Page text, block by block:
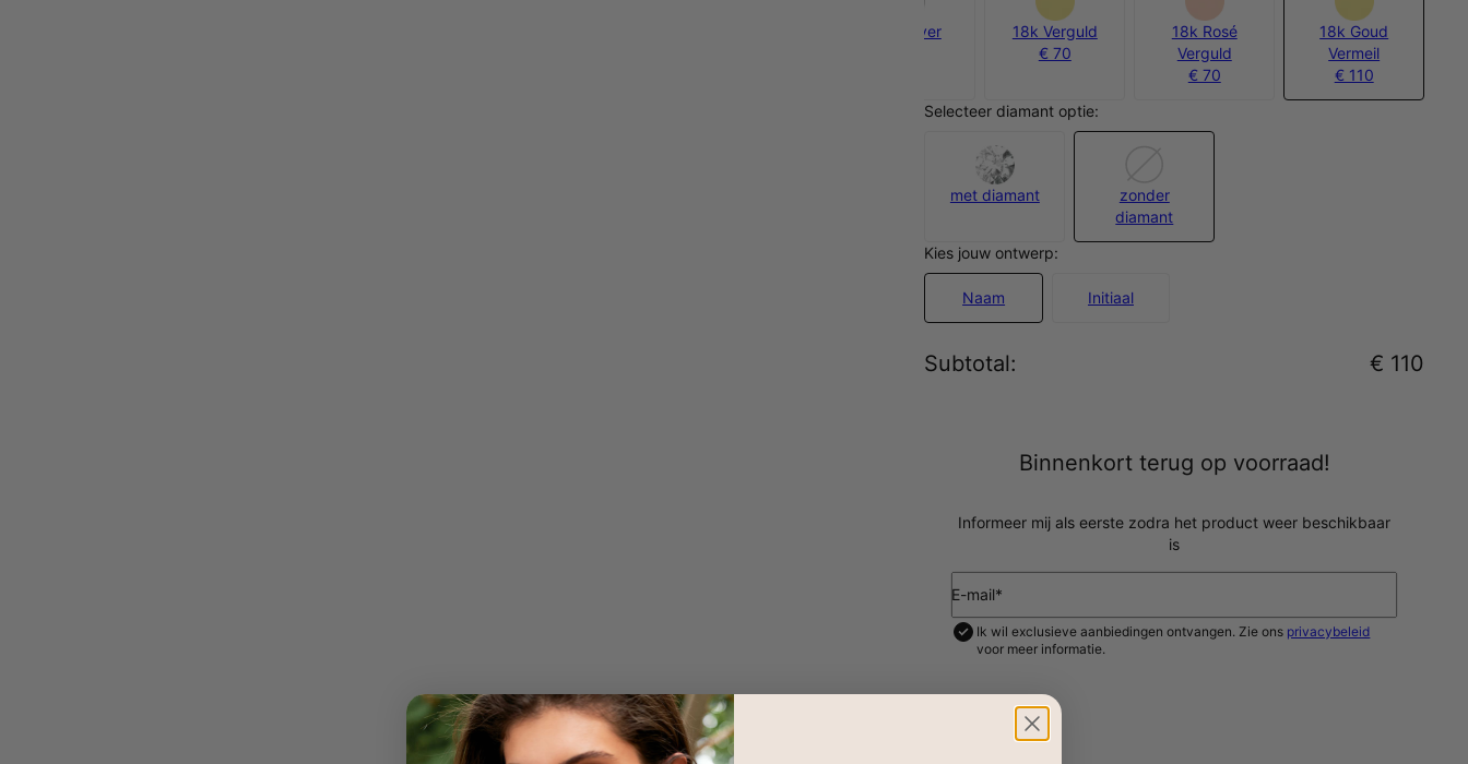
925 Zilver
18k Verguld
€ 70
18k Rosé
Verguld
€ 70
18k Goud
Vermeil
€ 110
Selecteer diamant optie:
met diamant
zonder
diamant
Kies jouw ontwerp:
Naam Initiaal
Subtotal: € 110
Binnenkort terug op voorraad!
Informeer mij als eerste zodra het product weer beschikbaar
is
E-mail*
Ik wil exclusieve aanbiedingen ontvangen. Zie ons privacybeleid
voor meer informatie.